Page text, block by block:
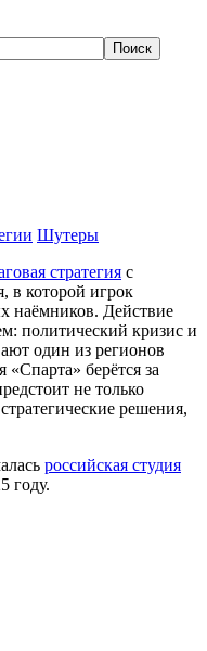
Шутеры
стратегия с
в которой игрок
наёмников. Действие
политический кризис и
один из регионов
берётся за
не только
решения,
российская студия
году.